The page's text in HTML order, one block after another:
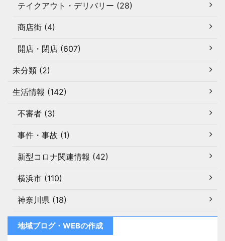
テイクアウト・デリバリー (28)
商店街 (4)
開店・閉店 (607)
未分類 (2)
生活情報 (142)
不審者 (3)
事件・事故 (1)
新型コロナ関連情報 (42)
横浜市 (110)
神奈川県 (18)
地域ブログ・WEBの作成